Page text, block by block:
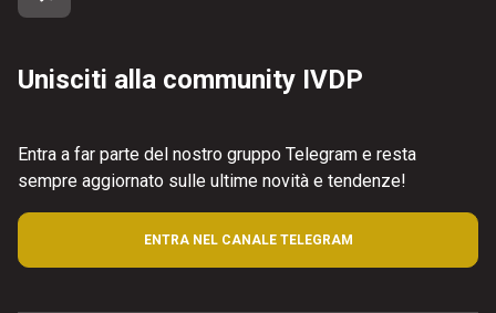
Unisciti alla community IVDP
Entra a far parte del nostro gruppo Telegram e resta
sempre aggiornato sulle ultime novità e tendenze!
ENTRA NEL CANALE TELEGRAM